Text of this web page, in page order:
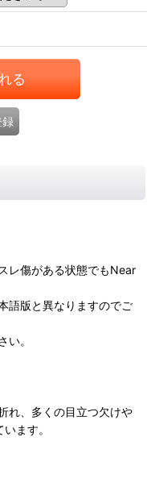
る
録
レ傷がある状態でもNear
語版と異なりますのでご
い。
れ、多くの目立つ欠けや
ます。